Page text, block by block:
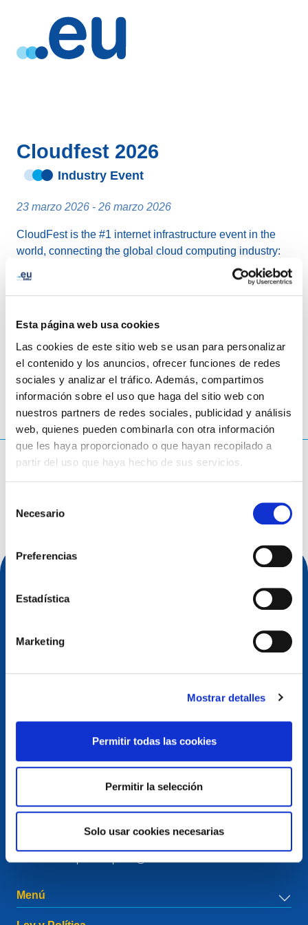
Esta página web usa cookies
Las cookies de este sitio web se usan para personalizar
el contenido y los anuncios, ofrecer funciones de redes
sociales y analizar el tráfico. Además, compartimos
información sobre el uso que haga del sitio web con
nuestros partners de redes sociales, publicidad y análisis
web, quienes pueden combinarla con otra información
que les haya proporcionado o que hayan recopilado a
partir del uso que haya hecho de sus servicios.
Necesario
Preferencias
Estadística
Marketing
Mostrar detalles
Permitir todas las cookies
Permitir la selección
Solo usar cookies necesarias
Cloudfest 2026
Industry Event
23 marzo 2026 - 26 marzo 2026
CloudFest is the #1 internet infrastructure event in the
world, connecting the global cloud computing industry:
you’ll form the partnerships that help you reach your
business goals, and have a great time doing it.
Europa-Park - Alemania
¿Qué estás buscando?
Contacto
European Registry for Internet Domains vzw (EURid)
Telecomlaan 9/7
RPR Brussel – VAT BE 0864.240.405
Consultas generales
+32 2 401 27 50
Menú